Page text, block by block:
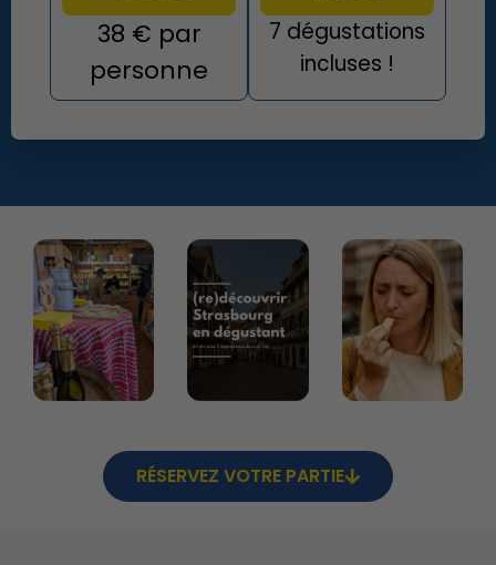
38 € par
personne
7 dégustations
incluses !
RÉSERVEZ VOTRE PARTIE